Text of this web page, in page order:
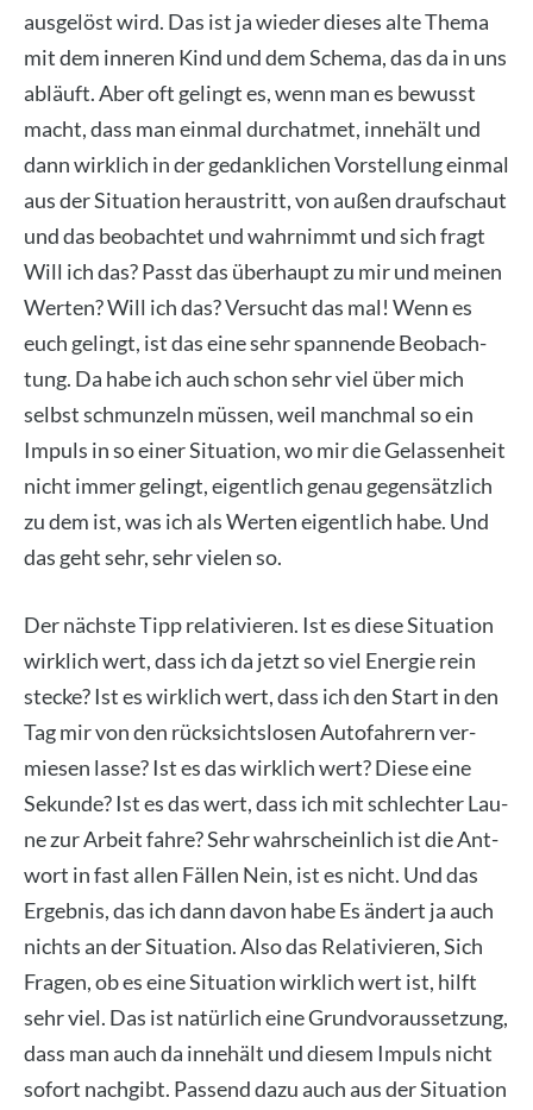
aus­ge­löst wird. Das ist ja wie­der die­ses alte The­ma
mit dem inne­ren Kind und dem Sche­ma, das da in uns
abläuft. Aber oft gelingt es, wenn man es bewusst
macht, dass man ein­mal durch­at­met, inne­hält und
dann wirk­lich in der gedank­li­chen Vor­stel­lung ein­mal
aus der Situa­ti­on her­aus­tritt, von außen drauf­schaut
und das beob­ach­tet und wahr­nimmt und sich fragt
Will ich das? Passt das über­haupt zu mir und mei­nen
Wer­ten? Will ich das? Ver­sucht das mal! Wenn es
euch gelingt, ist das eine sehr span­nen­de Beob­ach­
tung. Da habe ich auch schon sehr viel über mich
selbst schmun­zeln müs­sen, weil manch­mal so ein
Impuls in so einer Situa­ti­on, wo mir die Gelas­sen­heit
nicht immer gelingt, eigent­lich genau gegen­sätz­lich
zu dem ist, was ich als Wer­ten eigent­lich habe. Und
das geht sehr, sehr vie­len so.
Der nächs­te Tipp rela­ti­vie­ren. Ist es die­se Situa­ti­on
wirk­lich wert, dass ich da jetzt so viel Ener­gie rein
ste­cke? Ist es wirk­lich wert, dass ich den Start in den
Tag mir von den rück­sichts­lo­sen Auto­fah­rern ver­
mie­sen las­se? Ist es das wirk­lich wert? Die­se eine
Sekun­de? Ist es das wert, dass ich mit schlech­ter Lau­
ne zur Arbeit fah­re? Sehr wahr­schein­lich ist die Ant­
wort in fast allen Fäl­len Nein, ist es nicht. Und das
Ergeb­nis, das ich dann davon habe Es ändert ja auch
nichts an der Situa­ti­on. Also das Rela­ti­vie­ren, Sich
Fra­gen, ob es eine Situa­ti­on wirk­lich wert ist, hilft
sehr viel. Das ist natür­lich eine Grund­vor­aus­set­zung,
dass man auch da inne­hält und die­sem Impuls nicht
sofort nach­gibt. Pas­send dazu auch aus der Situa­ti­on